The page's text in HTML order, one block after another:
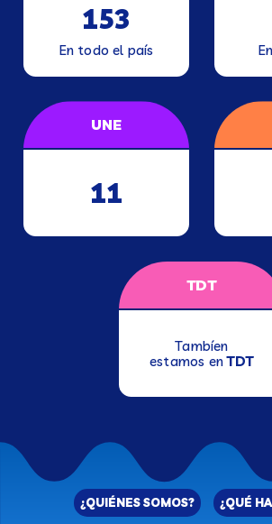
153
En todo el país
UNE
11
TDT
Tambíen
estamos enTDT
¿QUIÉNES SOMOS? ¿QUÉ